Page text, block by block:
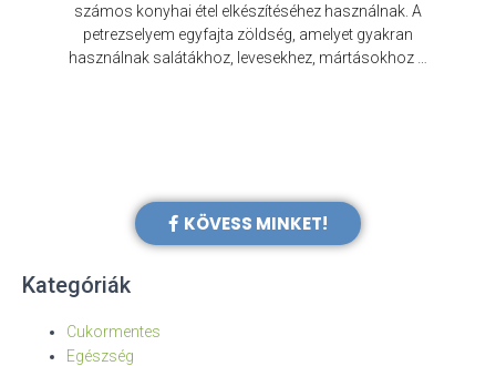
számos konyhai étel elkészítéséhez használnak. A
petrezselyem egyfajta zöldség, amelyet gyakran
használnak salátákhoz, levesekhez, mártásokhoz …
KÖVESS MINKET!
Kategóriák
Cukormentes
Egészség